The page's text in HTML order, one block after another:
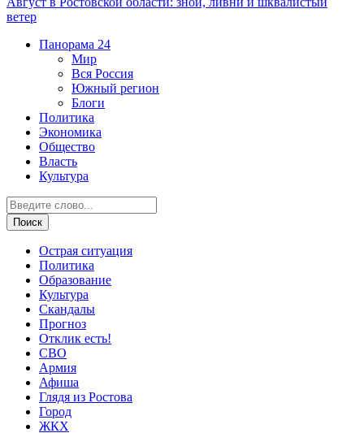
ветер
Панорама 24
Мир
Вся Россия
Южный регион
Блоги
Политика
Экономика
Общество
Власть
Культура
Острая ситуация
Политика
Образование
Культура
Скандалы
Прогноз
Отклик есть!
СВО
Армия
Афиша
Глядя из Ростова
Город
ЖКХ